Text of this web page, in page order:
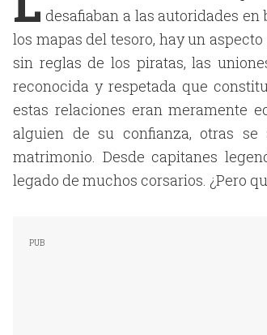
desafiaban a las autoridades
los mapas del tesoro, hay un
sin reglas de los piratas, las
reconocida y respetada que
estas relaciones eran meramente
alguien de su confianza, otras
matrimonio. Desde capitanes
legado de muchos corsarios. ¿Pero